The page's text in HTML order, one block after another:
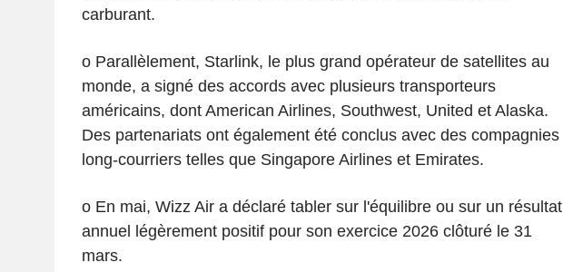
carburant.
o Parallèlement, Starlink, le plus grand opérateur de satellites au
monde, a signé des accords avec plusieurs transporteurs
américains, dont American Airlines, Southwest, United et Alaska.
Des partenariats ont également été conclus avec des compagnies
long-courriers telles que Singapore Airlines et Emirates.
o En mai, Wizz Air a déclaré tabler sur l'équilibre ou sur un résultat
annuel légèrement positif pour son exercice 2026 clôturé le 31
mars.